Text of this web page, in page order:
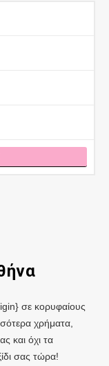
σε κορυφαίους
χρήματα,
και όχι τα
σας τώρα!